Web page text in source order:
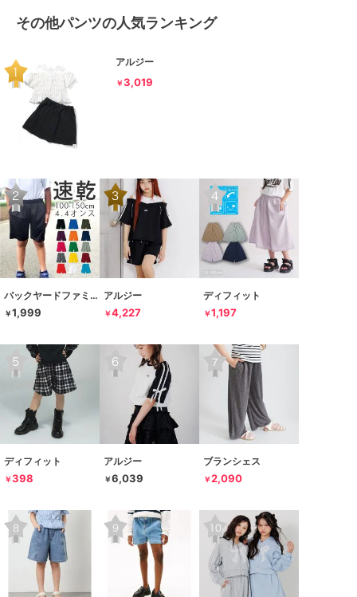
その他パンツの人気ランキング
アルジー
￥3,019
バックヤードファミリー
￥1,999
アルジー
￥4,227
ディフィット
￥1,197
ディフィット
￥398
アルジー
￥6,039
ブランシェス
￥2,090